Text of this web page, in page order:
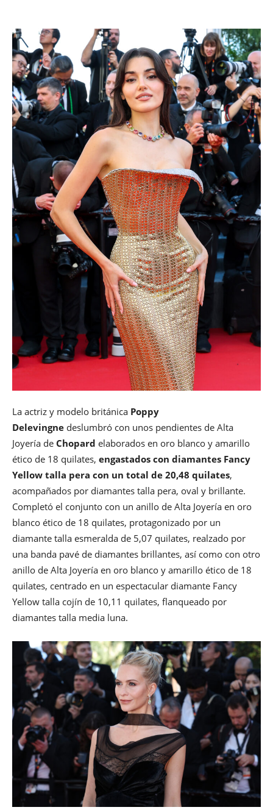
La actriz y modelo británica Poppy
Delevingne deslumbró con unos pendientes de Alta
Joyería de Chopard elaborados en oro blanco y amarillo
ético de 18 quilates, engastados con diamantes Fancy
Yellow talla pera con un total de 20,48 quilates,
acompañados por diamantes talla pera, oval y brillante.
Completó el conjunto con un anillo de Alta Joyería en oro
blanco ético de 18 quilates, protagonizado por un
diamante talla esmeralda de 5,07 quilates, realzado por
una banda pavé de diamantes brillantes, así como con otro
anillo de Alta Joyería en oro blanco y amarillo ético de 18
quilates, centrado en un espectacular diamante Fancy
Yellow talla cojín de 10,11 quilates, flanqueado por
diamantes talla media luna.